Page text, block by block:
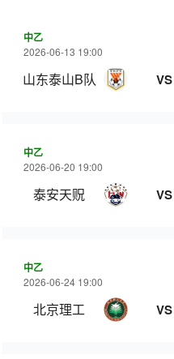
中乙
2026-06-13 19:00
山东泰山B队 VS
中乙
2026-06-20 19:00
泰安天贶 VS
中乙
2026-06-24 19:00
北京理工 VS